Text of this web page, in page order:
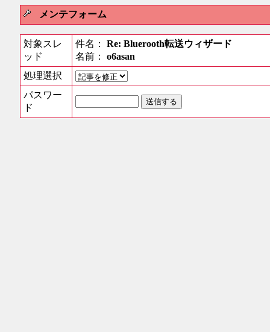
メンテフォーム
対象スレ
ッド
件名： Re: Bluerooth転送ウィザード
名前： o6asan
処理選択
パスワー
ド